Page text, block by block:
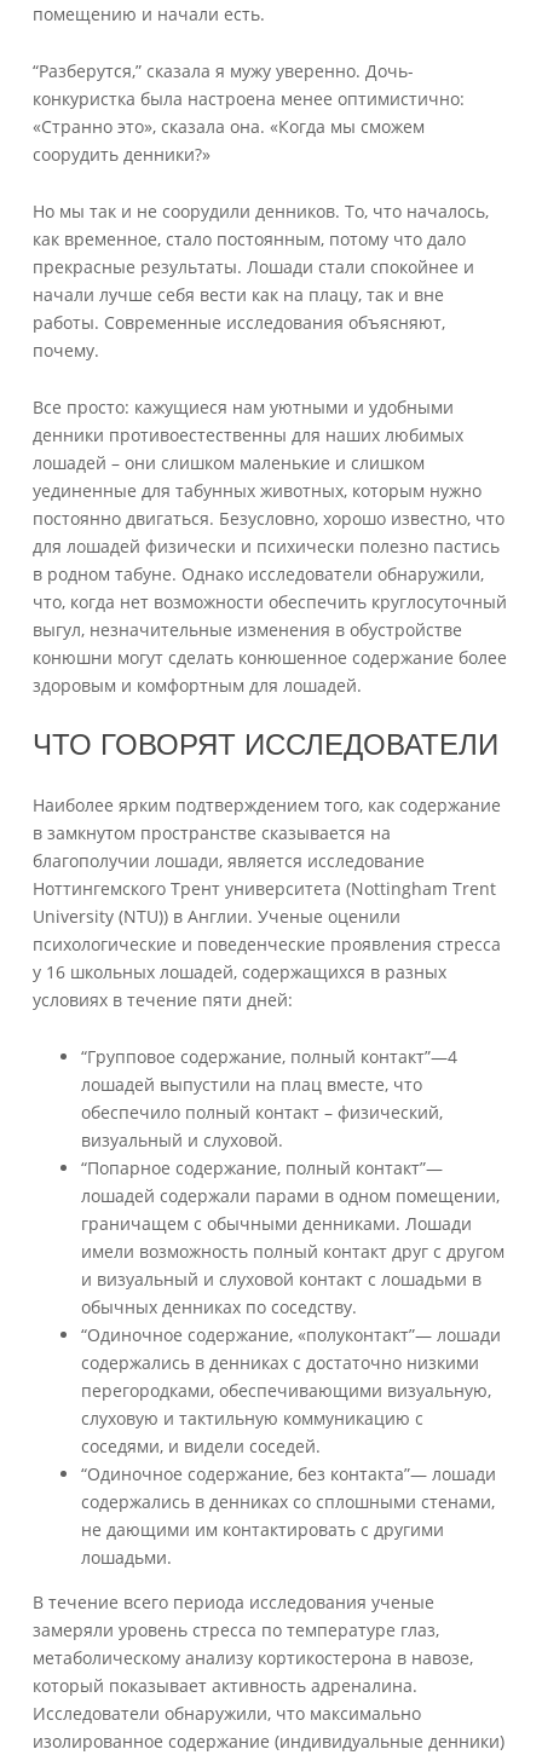
помещению и начали есть.
“Разберутся,” сказала я мужу уверенно. Дочь-
конкуристка была настроена менее оптимистично:
«Странно это», сказала она. «Когда мы сможем
соорудить денники?»
Но мы так и не соорудили денников. То, что началось,
как временное, стало постоянным, потому что дало
прекрасные результаты. Лошади стали спокойнее и
начали лучше себя вести как на плацу, так и вне
работы. Современные исследования объясняют,
почему.
Все просто: кажущиеся нам уютными и удобными
денники противоестественны для наших любимых
лошадей – они слишком маленькие и слишком
уединенные для табунных животных, которым нужно
постоянно двигаться. Безусловно, хорошо известно, что
для лошадей физически и психически полезно пастись
в родном табуне. Однако исследователи обнаружили,
что, когда нет возможности обеспечить круглосуточный
выгул, незначительные изменения в обустройстве
конюшни могут сделать конюшенное содержание более
здоровым и комфортным для лошадей.
ЧТО ГОВОРЯТ ИССЛЕДОВАТЕЛИ
Наиболее ярким подтверждением того, как содержание
в замкнутом пространстве сказывается на
благополучии лошади, является исследование
Ноттингемского Трент университета (Nottingham Trent
University (NTU)) в Англии. Ученые оценили
психологические и поведенческие проявления стресса
у 16 школьных лошадей, содержащихся в разных
условиях в течение пяти дней:
“Групповое содержание, полный контакт”—4
лошадей выпустили на плац вместе, что
обеспечило полный контакт – физический,
визуальный и слуховой.
“Попарное содержание, полный контакт”—
лошадей содержали парами в одном помещении,
граничащем с обычными денниками. Лошади
имели возможность полный контакт друг с другом
и визуальный и слуховой контакт с лошадьми в
обычных денниках по соседству.
“Одиночное содержание, «полуконтакт”— лошади
содержались в денниках с достаточно низкими
перегородками, обеспечивающими визуальную,
слуховую и тактильную коммуникацию с
соседями, и видели соседей.
“Одиночное содержание, без контакта”— лошади
содержались в денниках со сплошными стенами,
не дающими им контактировать с другими
лошадьми.
В течение всего периода исследования ученые
замеряли уровень стресса по температуре глаз,
метаболическому анализу кортикостерона в навозе,
который показывает активность адреналина.
Исследователи обнаружили, что максимально
изолированное содержание (индивидуальные денники)